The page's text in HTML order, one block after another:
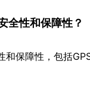
全性和保障性？
保障性，包括